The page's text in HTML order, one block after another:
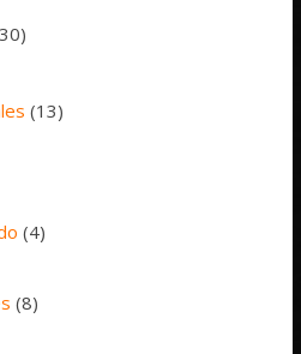
(13)
(4)
(8)